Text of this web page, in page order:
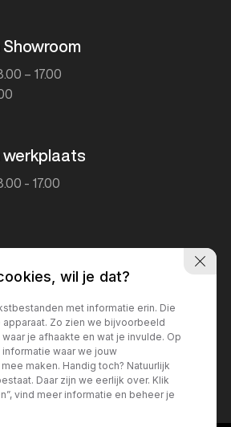
– 17.00
werkplaats
- 17.00
Privacy policy
wil je dat?
met informatie erin. Die
Zo zien we bijvoorbeeld
je afhaakte en wat je invulde. Op
waar we jouw
maken. Handig toch? Natuurlijk
Daar zijn we eerlijk over. Klik
vind meer informatie en beheer je